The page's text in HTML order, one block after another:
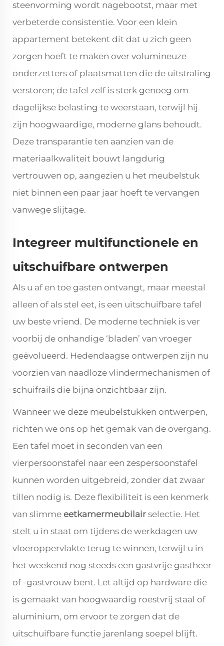
steenvorming wordt nagebootst, maar met
verbeterde consistentie. Voor een klein
appartement betekent dit dat u zich geen
zorgen hoeft te maken over volumineuze
onderzetters of plaatsmatten die de uitstraling
verstoren; de tafel zelf is sterk genoeg om
dagelijkse belasting te weerstaan, terwijl hij
zijn hoogwaardige, moderne glans behoudt.
Deze transparantie ten aanzien van de
materiaalkwaliteit bouwt langdurig
vertrouwen op, aangezien u het meubelstuk
niet binnen een paar jaar hoeft te vervangen
vanwege slijtage.
Integreer multifunctionele en
uitschuifbare ontwerpen
Als u af en toe gasten ontvangt, maar meestal
alleen of als stel eet, is een uitschuifbare tafel
uw beste vriend. De moderne techniek is ver
voorbij de onhandige ‘bladen’ van vroeger
geëvolueerd. Hedendaagse ontwerpen zijn nu
voorzien van naadloze vlindermechanismen of
schuifrails die bijna onzichtbaar zijn.
Wanneer we deze meubelstukken ontwerpen,
richten we ons op het gemak van de overgang.
Een tafel moet in seconden van een
vierpersoonstafel naar een zespersoonstafel
kunnen worden uitgebreid, zonder dat zwaar
tillen nodig is. Deze flexibiliteit is een kenmerk
van slimme eetkamermeubilair selectie. Het
stelt u in staat om tijdens de werkdagen uw
vloeroppervlakte terug te winnen, terwijl u in
het weekend nog steeds een gastvrije gastheer
of -gastvrouw bent. Let altijd op hardware die
is gemaakt van hoogwaardig roestvrij staal of
aluminium, om ervoor te zorgen dat de
uitschuifbare functie jarenlang soepel blijft.